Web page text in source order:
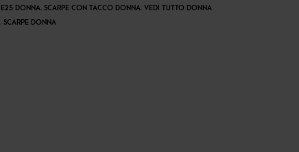
E25 DONNA, SCARPE CON TACCO DONNA, VEDI TUTTO DONNA
SCARPE DONNA